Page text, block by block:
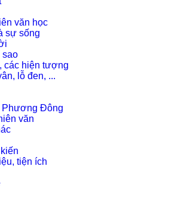
văn học
sự sống
sao
các hiện tượng
lỗ đen, ...
Phương Đông
văn
tiện ích